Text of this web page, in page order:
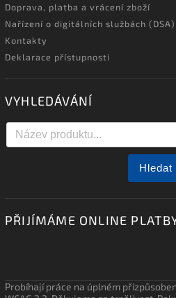
Doprava, platba a vrácení zboží
Nařízení o digitálních službách (DSA)
Kontakty
Deklarace přístupnosti
VYHLEDÁVÁNÍ
Hledat
PŘIJÍMÁME ONLINE
Probíhají práce na úplném